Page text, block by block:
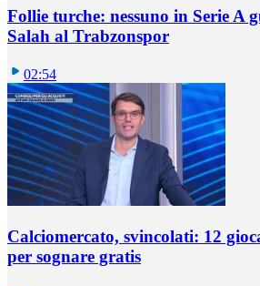
Follie turche: nessuno in Serie A
Salah al Trabzonspor
02:54
Calciomercato, svincolati: 12
per sognare gratis